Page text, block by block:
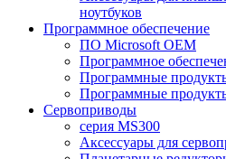
ноутбуков
Программное обеспечение
ПО Microsoft OEM
Программное
Программные
Программные
Сервоприводы
серия MS300
Аксессуары для